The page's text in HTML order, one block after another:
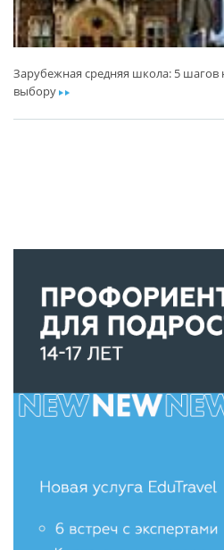
Зарубежная средняя школа: 5 шагов
выборуar